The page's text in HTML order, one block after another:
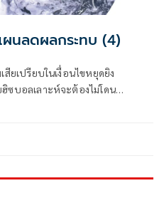
นลดผลกระทบ (4)
ยเปรียบในเงื่อนไขหยุดยิง
ซบอลเลาะห์จะต้องไม่โดน